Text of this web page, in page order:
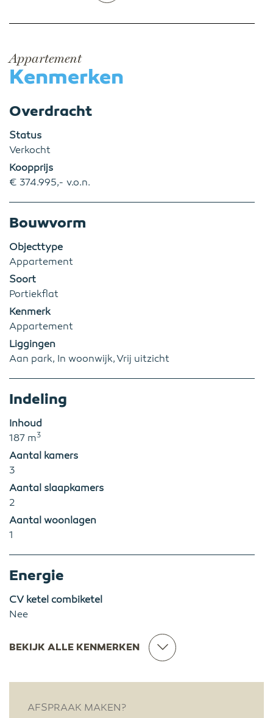
Appartement
Kenmerken
Overdracht
Status
Verkocht
Koopprijs
€ 374.995,- v.o.n.
Bouwvorm
Objecttype
Appartement
Soort
Portiekflat
Kenmerk
Appartement
Liggingen
Aan park, In woonwijk, Vrij uitzicht
Indeling
Inhoud
187 m3
Aantal kamers
3
Aantal slaapkamers
2
Aantal woonlagen
1
Energie
CV ketel combiketel
Nee
BEKIJK ALLE KENMERKEN
AFSPRAAK MAKEN?